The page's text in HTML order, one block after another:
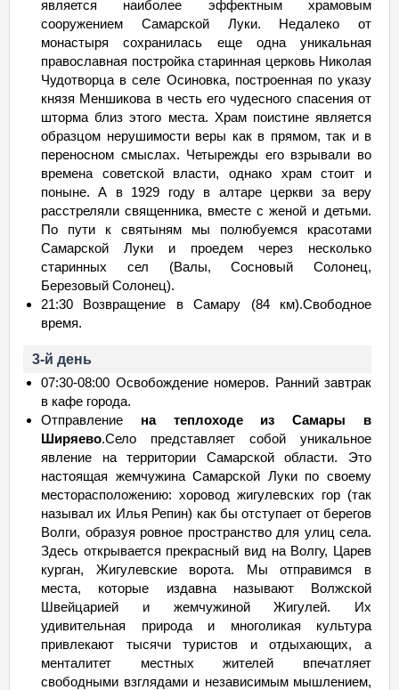
является наиболее эффектным храмовым
сооружением Самарской Луки. Недалеко от
монастыря сохранилась еще одна уникальная
православная постройка старинная церковь Николая
Чудотворца в селе Осиновка, построенная по указу
князя Меншикова в честь его чудесного спасения от
шторма близ этого места. Храм поистине является
образцом нерушимости веры как в прямом, так и в
переносном смыслах. Четырежды его взрывали во
времена советской власти, однако храм стоит и
поныне. А в 1929 году в алтаре церкви за веру
расстреляли священника, вместе с женой и детьми.
По пути к святыням мы полюбуемся красотами
Самарской Луки и проедем через несколько
старинных сел (Валы, Сосновый Солонец,
Березовый Солонец).
21:30 Возвращение в Самару (84 км).Свободное
время.
3-й день
07:30-08:00 Освобождение номеров. Ранний завтрак
в кафе города.
Отправление на теплоходе из Самары в
Ширяево.Село представляет собой уникальное
явление на территории Самарской области. Это
настоящая жемчужина Самарской Луки по своему
месторасположению: хоровод жигулевских гор (так
называл их Илья Репин) как бы отступает от берегов
Волги, образуя ровное пространство для улиц села.
Здесь открывается прекрасный вид на Волгу, Царев
курган, Жигулевские ворота. Мы отправимся в
места, которые издавна называют Волжской
Швейцарией и жемчужиной Жигулей. Их
удивительная природа и многоликая культура
привлекают тысячи туристов и отдыхающих, а
менталитет местных жителей впечатляет
свободными взглядами и независимым мышлением,